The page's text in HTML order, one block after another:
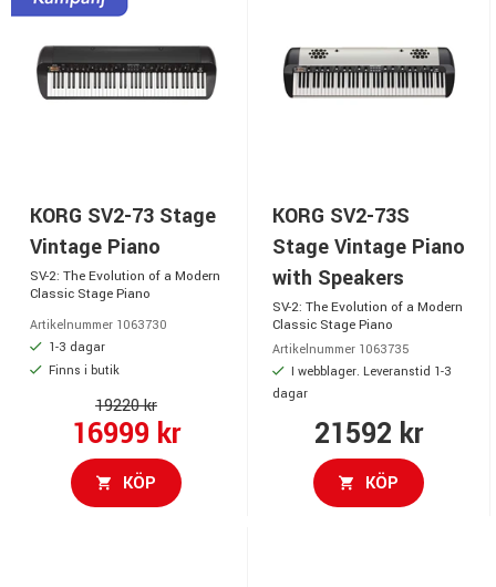
KORG SV2-73 Stage
Vintage Piano
SV-2: The Evolution of a Modern
Classic Stage Piano
Artikelnummer 1063730
1-3 dagar
Finns i butik
19220 kr
16999 kr
KÖP
KORG SV2-73S
Stage Vintage Piano
with Speakers
SV-2: The Evolution of a Modern
Classic Stage Piano
Artikelnummer 1063735
I webblager. Leveranstid 1-3
dagar
21592 kr
KÖP